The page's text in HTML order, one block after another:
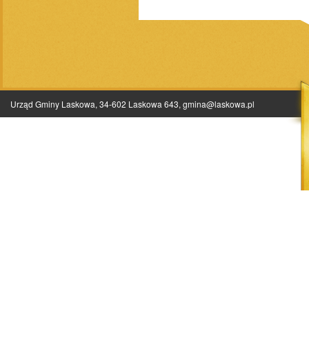
Urząd Gminy Laskowa, 34-602 Laskowa 643, gmina@laskowa.pl